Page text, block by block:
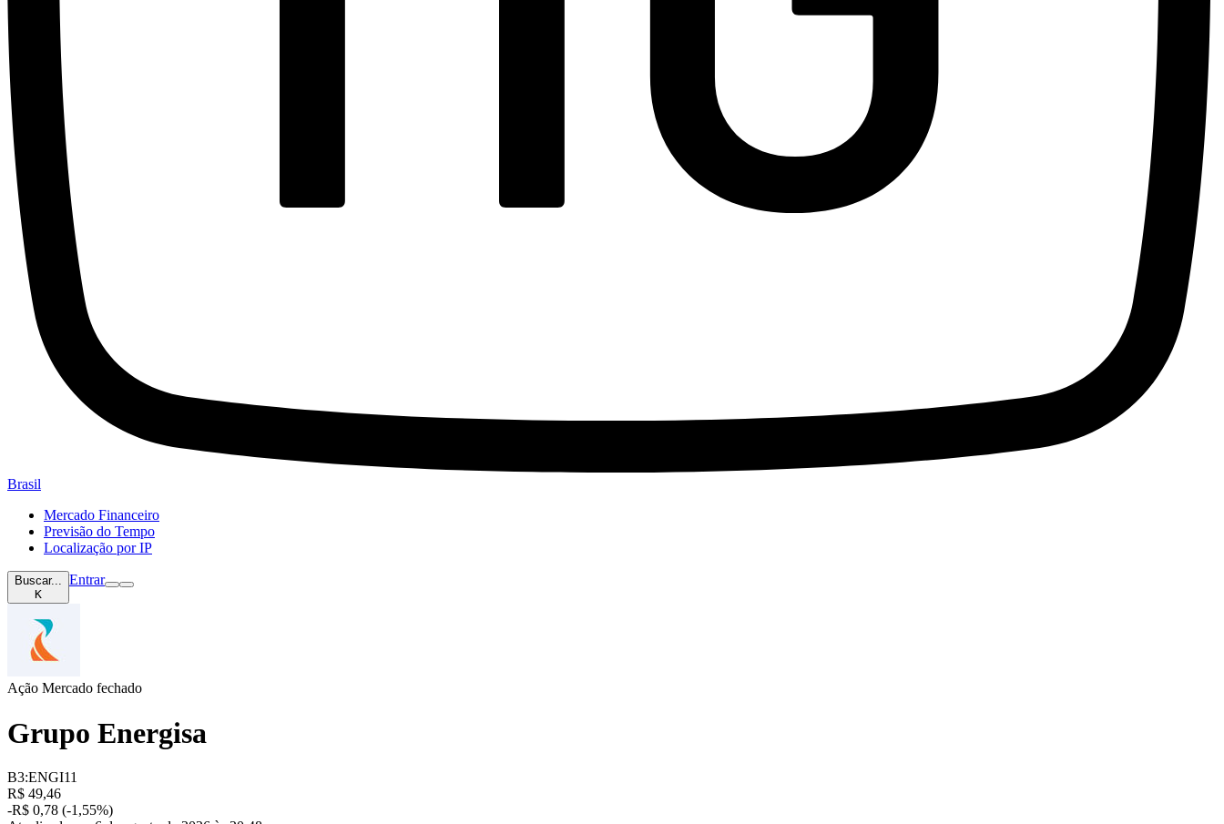
Brasil
Mercado Financeiro
Previsão do Tempo
Localização por IP
Buscar...
K
Entrar
Ação Mercado fechado
Grupo Energisa
B3:ENGI11
R$ 49,46
-R$ 0,78 (-1,55%)